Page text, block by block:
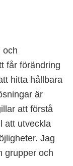
och
får förändring
hitta hållbara
är
att förstå
att utveckla
Jag
grupper och